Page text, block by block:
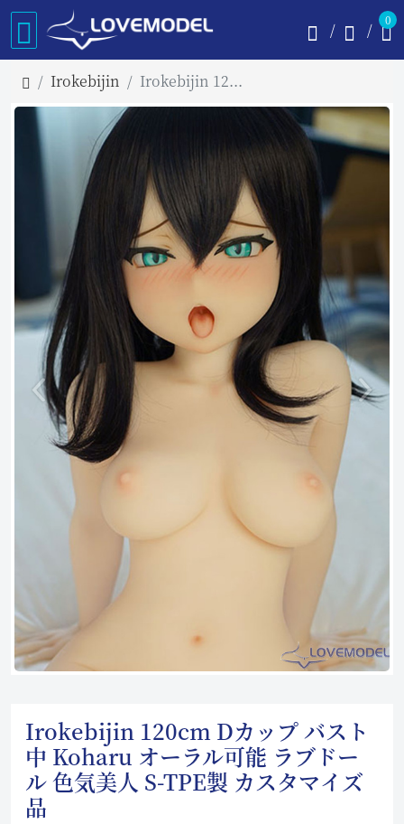
0
Irokebijin Irokebijin 120cm Dカップ バスト中 Koharu オーラル可能
Irokebijin 120cm Dカップ バスト
中 Koharu オーラル可能 ラブドー
ル 色気美人 S-TPE製 カスタマイズ
品